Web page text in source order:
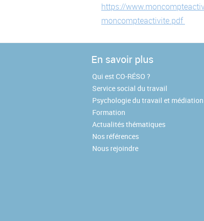
https://
moncompteactivite.pdf
En savoir plus
Qui est CO-RÉSO ?
Service social du travail
Psychologie du travail et médiation
Formation
Actualités thématiques
Nos références
Nous rejoindre